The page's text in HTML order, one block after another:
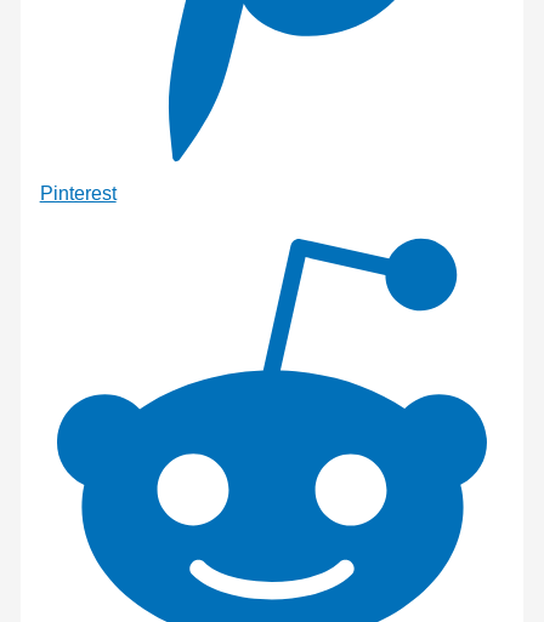
Pinterest